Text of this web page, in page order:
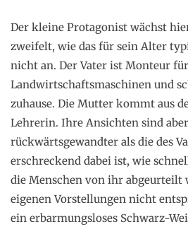
Der kleine Protagonist wächst
zweifelt, wie das für sein Alter
nicht an. Der Vater ist Monteur für
Landwirtschaftsmaschinen und
zuhause. Die Mutter kommt aus
Lehrerin. Ihre Ansichten sind
rückwärtsgewandter als die des
erschreckend dabei ist, wie
die Menschen von ihr abgeurteilt
eigenen Vorstellungen nicht
ein erbarmungsloses Schwarz-